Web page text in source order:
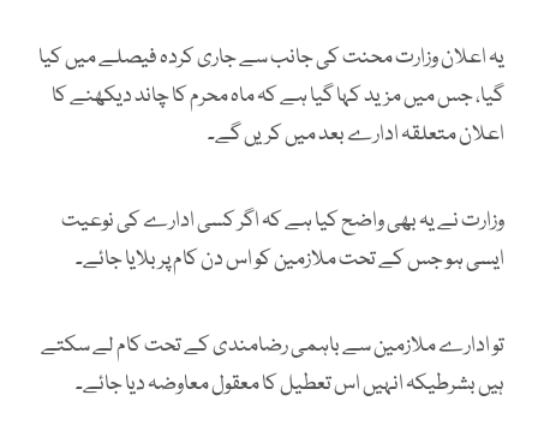
یہ اعلان وزارت محنت کی جانب سے جاری کردہ فیصلے میں کیا
گیا، جس میں مزید کہا گیا ہے کہ ماہ محرم کا چاند دیکھنے کا
اعلان متعلقہ ادارے بعد میں کریں گے۔
وزارت نے یہ بھی واضح کیا ہے کہ اگر کسی ادارے کی نوعیت
ایسی ہو جس کے تحت ملازمین کو اس دن کام پر بلایا جائے۔
تو ادارے ملازمین سے باہمی رضامندی کے تحت کام لے سکتے
ہیں بشرطیکہ انہیں اس تعطیل کا معقول معاوضہ دیا جائے۔